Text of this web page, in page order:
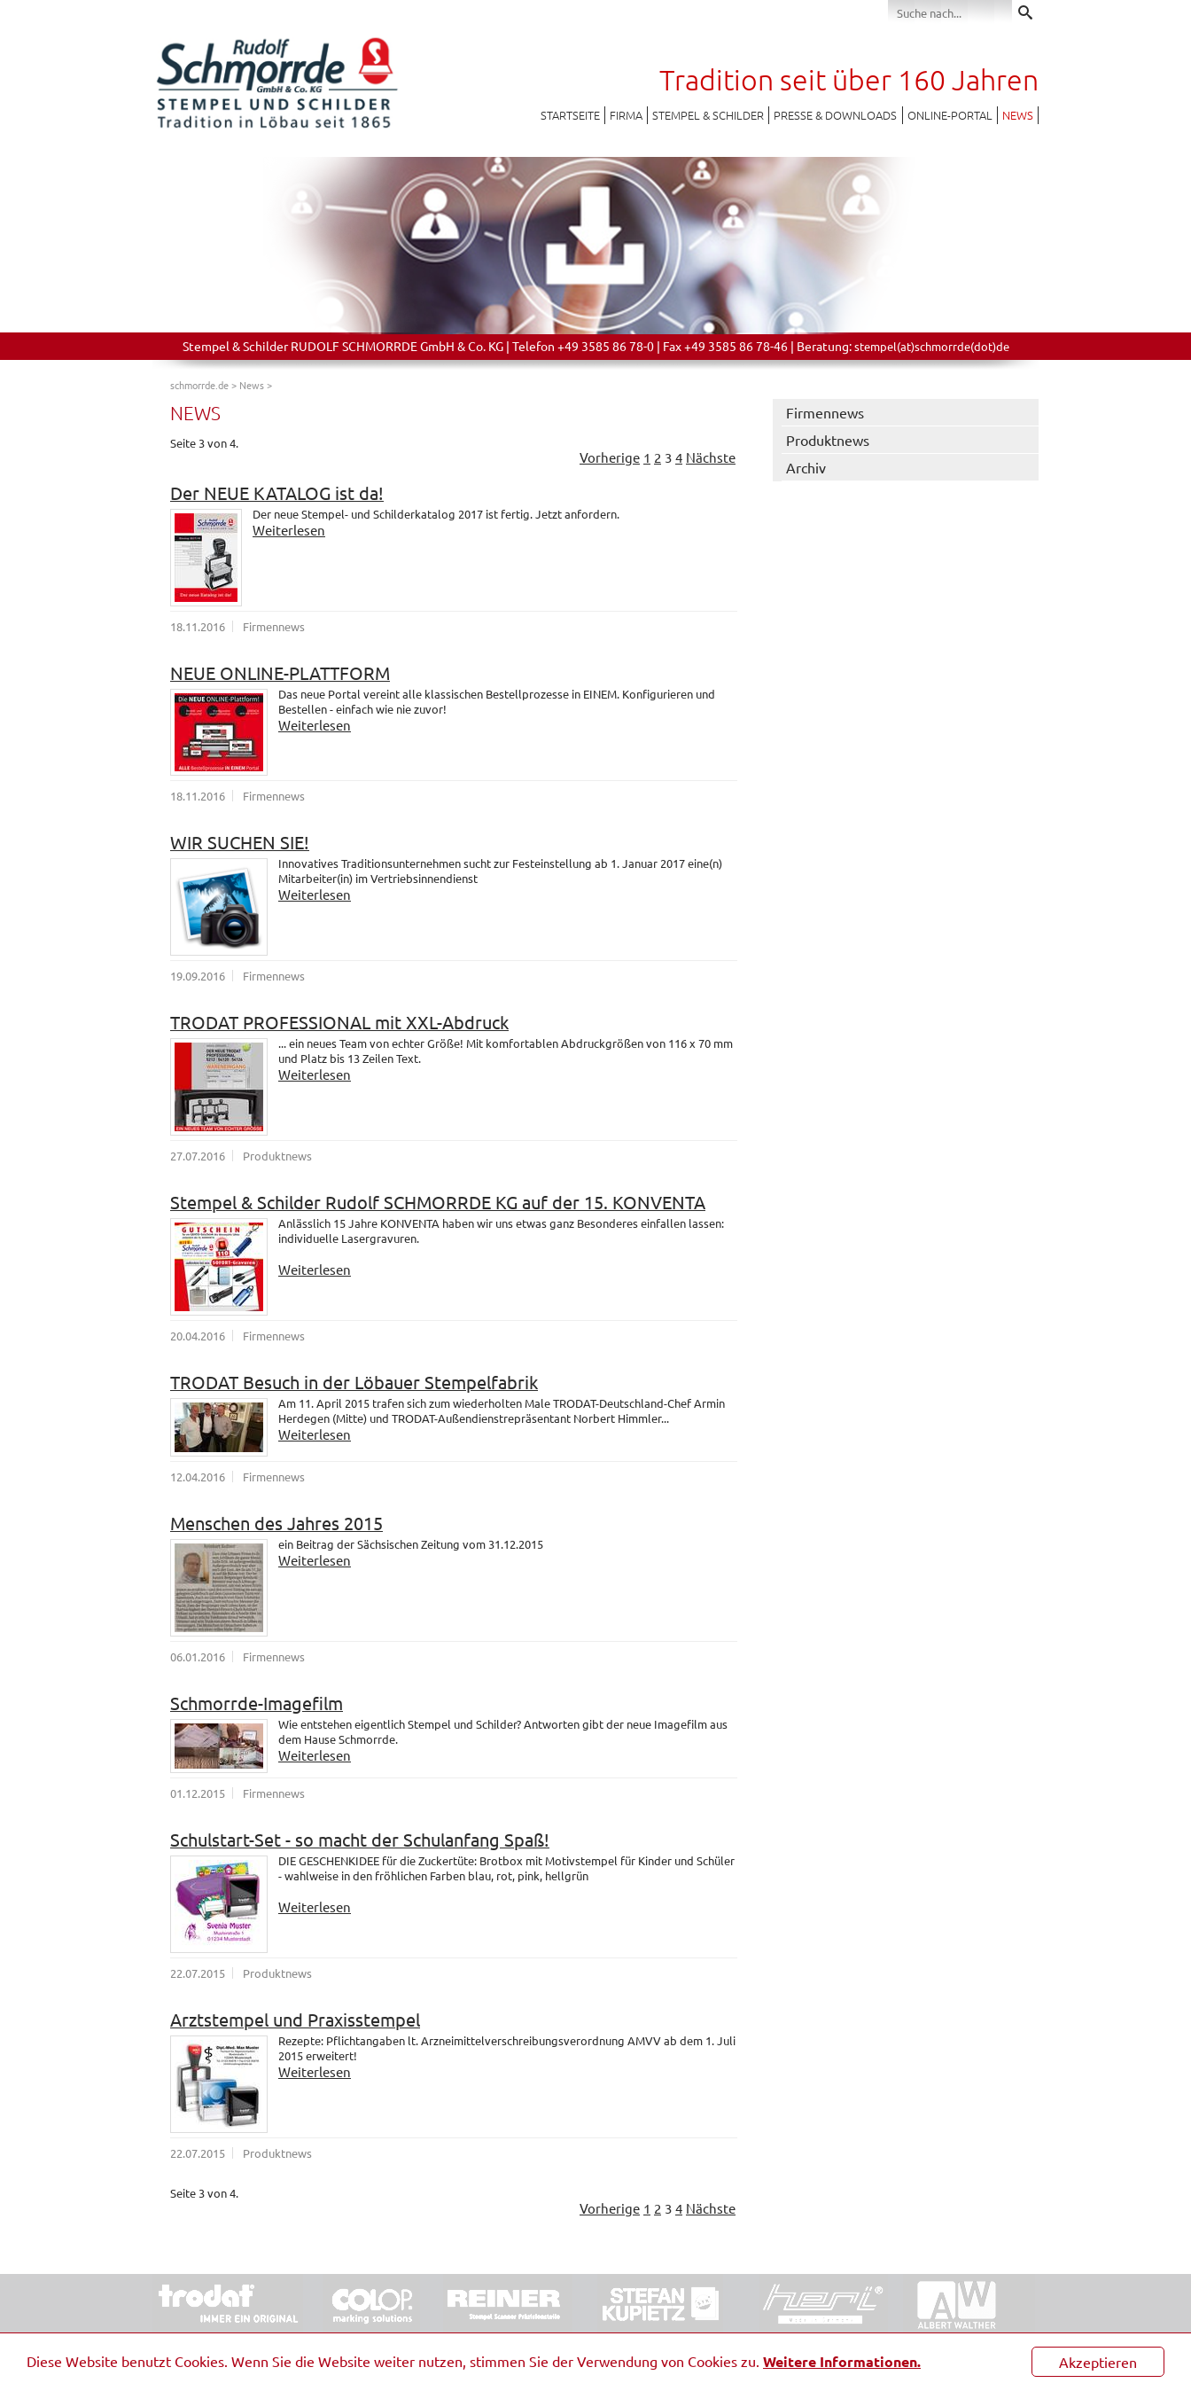
Akzeptieren
Diese Website benutzt Cookies. Wenn Sie die Website weiter nutzen, stimmen Sie der Verwendung von Cookies zu. Weitere Informationen.
Tradition seit über 160 Jahren
STARTSEITE FIRMA STEMPEL & SCHILDER PRESSE & DOWNLOADS ONLINE-PORTAL NEWS
Stempel & Schilder RUDOLF SCHMORRDE GmbH & Co. KG | Telefon +49 3585 86 78-0 | Fax +49 3585 86 78-46 | Beratung:stempel(at)schmorrde(dot)de
schmorrde.de> News>
NEWS
Seite 3 von 4.
Vorherige 1 2 3 4 Nächste
Der NEUE KATALOG ist da!
Der neue Stempel- und Schilderkatalog 2017 ist fertig. Jetzt anfordern.
Weiterlesen
18.11.2016 Firmennews
NEUE ONLINE-PLATTFORM
Das neue Portal vereint alle klassischen Bestellprozesse in EINEM. Konfigurieren und
Bestellen - einfach wie nie zuvor!
Weiterlesen
18.11.2016 Firmennews
WIR SUCHEN SIE!
Innovatives Traditionsunternehmen sucht zur Festeinstellung ab 1. Januar 2017 eine(n)
Mitarbeiter(in) im Vertriebsinnendienst
Weiterlesen
19.09.2016 Firmennews
TRODAT PROFESSIONAL mit XXL-Abdruck
... ein neues Team von echter Größe! Mit komfortablen Abdruckgrößen von 116 x 70 mm
und Platz bis 13 Zeilen Text.
Weiterlesen
27.07.2016 Produktnews
Stempel & Schilder Rudolf SCHMORRDE KG auf der 15. KONVENTA
Anlässlich 15 Jahre KONVENTA haben wir uns etwas ganz Besonderes einfallen lassen:
individuelle Lasergravuren.
Weiterlesen
20.04.2016 Firmennews
TRODAT Besuch in der Löbauer Stempelfabrik
Am 11. April 2015 trafen sich zum wiederholten Male TRODAT-Deutschland-Chef Armin
Herdegen (Mitte) und TRODAT-Außendienstrepräsentant Norbert Himmler...
Weiterlesen
12.04.2016 Firmennews
Menschen des Jahres 2015
ein Beitrag der Sächsischen Zeitung vom 31.12.2015
Weiterlesen
06.01.2016 Firmennews
Schmorrde-Imagefilm
Wie entstehen eigentlich Stempel und Schilder? Antworten gibt der neue Imagefilm aus
dem Hause Schmorrde.
Weiterlesen
01.12.2015 Firmennews
Schulstart-Set - so macht der Schulanfang Spaß!
DIE GESCHENKIDEE für die Zuckertüte: Brotbox mit Motivstempel für Kinder und Schüler
- wahlweise in den fröhlichen Farben blau, rot, pink, hellgrün
Weiterlesen
22.07.2015 Produktnews
Arztstempel und Praxisstempel
Rezepte: Pflichtangaben lt. Arzneimittelverschreibungsverordnung AMVV ab dem 1. Juli
2015 erweitert!
Weiterlesen
22.07.2015 Produktnews
Seite 3 von 4.
Vorherige 1 2 3 4 Nächste
Firmennews
Produktnews
Archiv
© 2026 Stempel & Schilder RUDOLF SCHMORRDE GmbH & Co. KG Impressum Barrierefreiheit Kontakt Datenschutz